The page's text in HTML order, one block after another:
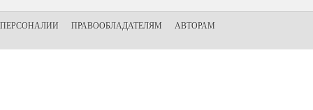
ПЕРСОНАЛИИ ПРАВООБЛАДАТЕЛЯМ АВТОРАМ